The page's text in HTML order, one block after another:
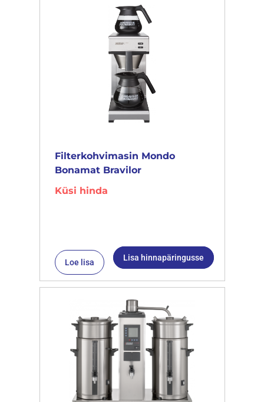
Filterkohvimasin Mondo
Bonamat Bravilor
Küsi hinda
Loe lisa Lisa hinnapäringusse